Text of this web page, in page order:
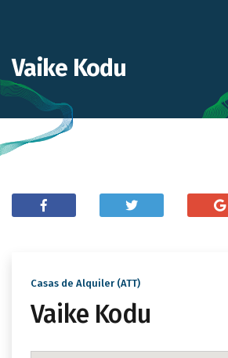
Vaike Kodu
Casas de Alquiler (ATT)
Vaike Kodu